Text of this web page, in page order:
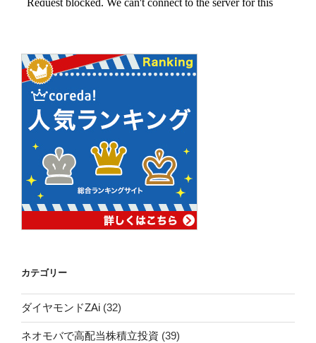
カテゴリー
ダイヤモンドZAi (32)
ネオモバで高配当株積立投資 (39)